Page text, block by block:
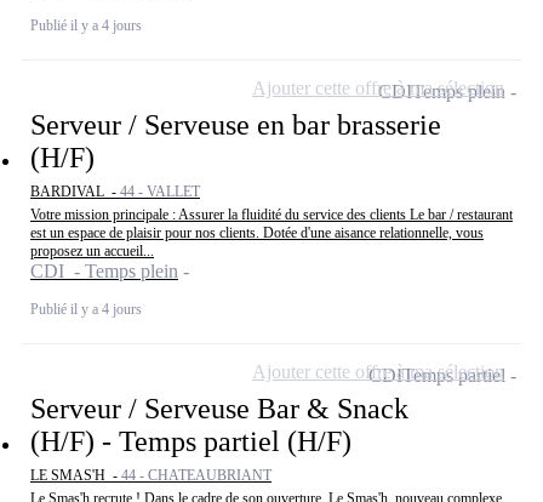
Publié il y a 4 jours
Serveur / Serveuse en bar brasserie
(H/F)
BARDIVAL - 44 - VALLET
Votre mission principale : Assurer la fluidité du service des clients Le bar / restaurant
est un espace de plaisir pour nos clients. Dotée d'une aisance relationnelle, vous
proposez un accueil...
CDI - Temps plein
Publié il y a 4 jours
CDITemps plein
Ajouter cette offre à ma sélection
Serveur / Serveuse Bar & Snack
(H/F) - Temps partiel (H/F)
LE SMAS'H - 44 - CHATEAUBRIANT
CDITemps partiel
Ajouter cette offre à ma sélection